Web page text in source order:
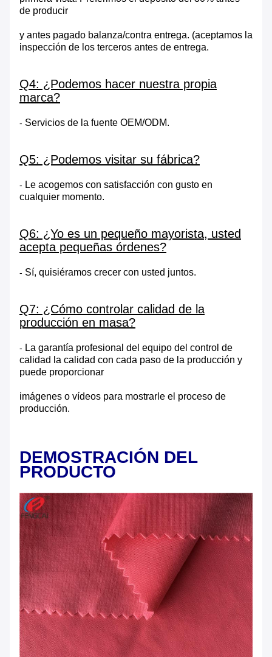
de producir
y antes pagado balanza/contra entrega. (aceptamos la
inspección de los terceros antes de entrega.
Q4: ¿Podemos hacer nuestra propia
marca?
- Servicios de la fuente OEM/ODM.
Q5: ¿Podemos visitar su fábrica?
- Le acogemos con satisfacción con gusto en
cualquier momento.
Q6: ¿Yo es un pequeño mayorista, usted
acepta pequeñas órdenes?
- Sí, quisiéramos crecer con usted juntos.
Q7: ¿Cómo controlar calidad de la
producción en masa?
- La garantía profesional del equipo del control de
calidad la calidad con cada paso de la producción y
puede proporcionar
imágenes o vídeos para mostrarle el proceso de
producción.
DEMOSTRACIÓN DEL
PRODUCTO